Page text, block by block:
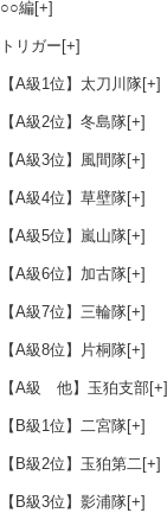
○○編[+]
トリガー [+]
【A級1位】太刀川隊[+]
【A級2位】冬島隊[+]
【A級3位】風間隊[+]
【A級4位】草壁隊[+]
【A級5位】嵐山隊[+]
【A級6位】加古隊[+]
【A級7位】三輪隊[+]
【A級8位】片桐隊[+]
【A級 他】玉狛支部[+]
【B級1位】二宮隊[+]
【B級2位】玉狛第二[+]
【B級3位】影浦隊[+]